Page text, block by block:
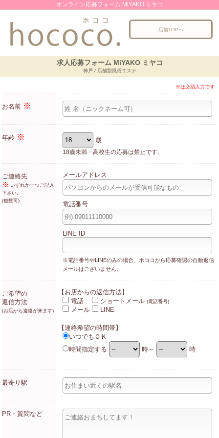
オンライン応募フォーム:MiYAKO ミヤコ
店舗TOPへ
求人応募フォーム MiYAKO ミヤコ
神戸 / 店舗型風俗エステ
※は必須入力です
お名前 ※
年齢 ※ 歳
18歳未満・高校生の応募は禁止です。
ご連絡先
※ いずれか一つご記入
下さい。
(複数可)
メールアドレス
電話番号
LINE ID
※電話番号やLINEのみの場合、ホココから応募確認の自動返信
メールはございません。
ご希望の
返信方法
(お店から連絡が来ます)
【お店からの返信方法】
電話
ショートメール (電話番号)
メール LINE
【連絡希望の時間帯】
いつでもＯＫ
時間指定する
時～ 時
最寄り駅
PR・質問など